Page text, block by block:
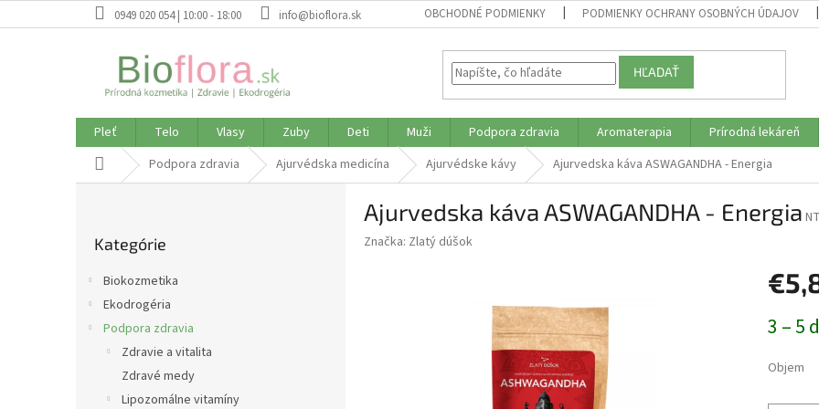
na
0949 020 054 | 10:00 - 18:00 info@bioflora.sk OBCHODNÉ PODMIENKY PODMIENKY OCHRANY OSOBNÝCH ÚDAJOV
HĽADAŤ
Pleť Telo Vlasy Zuby Deti Muži Podpora zdravia Aromaterapia Prírodná lekáreň
DomovPodpora zdravia Ajurvédska medicína Ajurvédske kávy Ajurvedska káva ASWAGANDHA - Energia
kategórie
Kategórie
Biokozmetika
Ekodrogéria
Podpora zdravia
Zdravie a vitalita
Zdravé medy
Lipozomálne vitamíny
Ajurvedska káva ASWAGANDHA - Energia
Značka: Zlatý dúšok
cena:
3 – 5
Objem